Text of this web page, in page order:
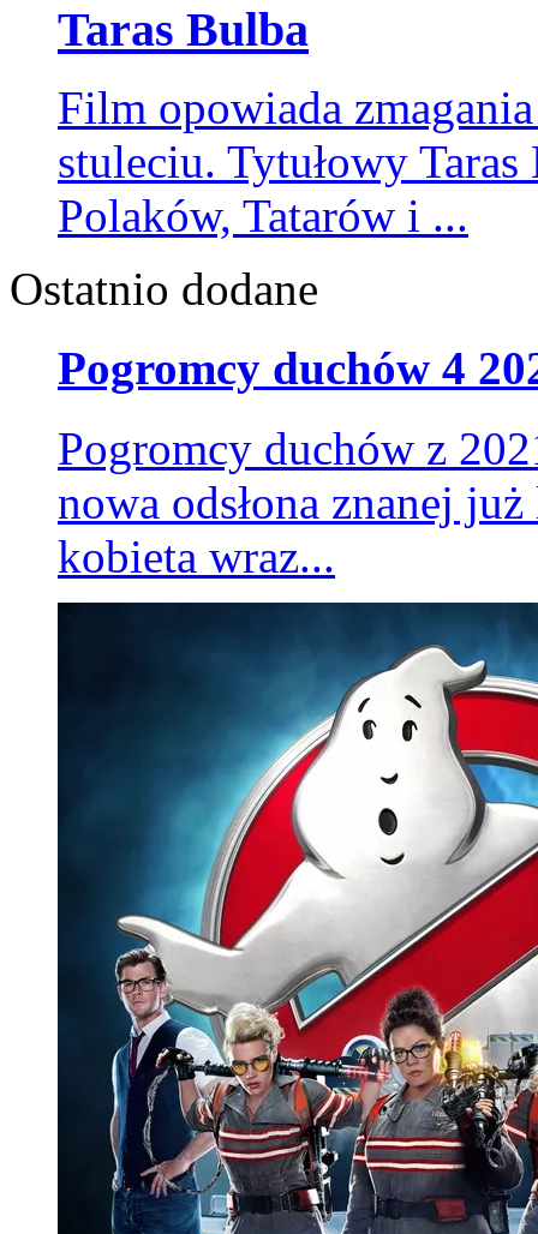
Matrix
skomplikowanym oszustwem wymyślonym przez obdarzone
które przejęły nad nami kontrolę. Zapierające dech w piersiach
Step Up 2
Andie to dziewczyna z biednej dzielnicy. Chase to chłopak z
połączy pasja do tańca. Spotkają się w szkole dla artystycznie
wkrótce nudne oficjalne popisy przestaną im wystarczać. Andie
Taras Bulba
Film opowiada
stuleciu. Tytułowy
Polaków, Tatarów i ...
Ostatnio dodane
Pogromcy duchów 4
Pogromcy duchów z
nowa odsłona znanej
kobieta wraz...